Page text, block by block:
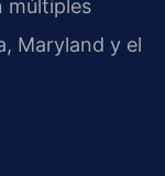
múltiples
Maryland y el